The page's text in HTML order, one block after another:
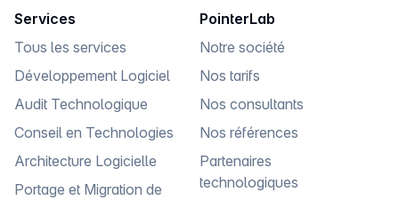
Services
Tous les services
Développement Logiciel
Audit Technologique
Conseil en Technologies
Architecture Logicielle
Portage et Migration de
PointerLab
Notre société
Nos tarifs
Nos consultants
Nos références
Partenaires
technologiques